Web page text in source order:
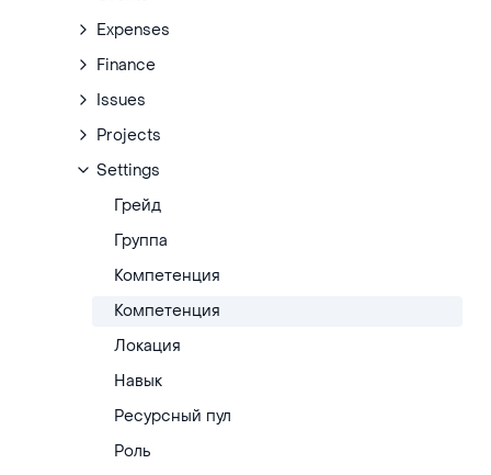
Expenses
Finance
Issues
Projects
Settings
Грейд
Группа
Компетенция
Компетенция
Локация
Навык
Ресурсный пул
Роль